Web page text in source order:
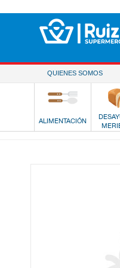
QUIENES SOMOS
ALIMENTACIÓN